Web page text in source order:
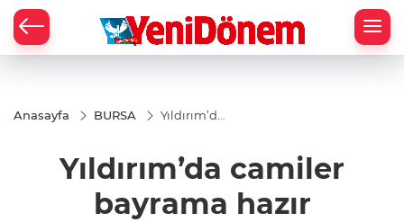
Anasayfa BURSA
Yıldırım’da
hazır
Yıldırım’da camiler
bayrama hazır